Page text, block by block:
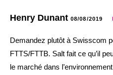
Henry Dunant 08/08/2019
Demandez plutôt à Swisscom
FTTS/FTTB. Salt fait ce qu’il
le marché dans